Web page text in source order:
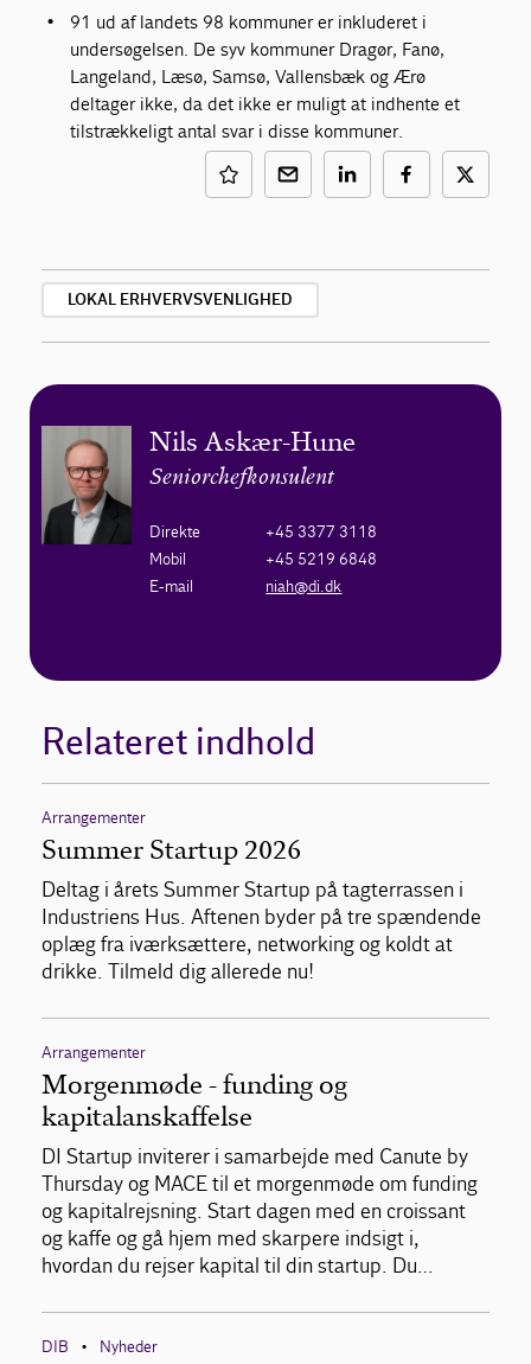
91 ud af landets 98 kommuner er inkluderet i
undersøgelsen. De syv kommuner Dragør, Fanø,
Langeland, Læsø, Samsø, Vallensbæk og Ærø
deltager ikke, da det ikke er muligt at indhente et
tilstrækkeligt antal svar i disse kommuner.
LOKAL ERHVERVSVENLIGHED
Nils Askær-Hune
Seniorchefkonsulent
Direkte
+45 3377 3118
Mobil
+45 5219 6848
E-mail
niah@di.dk
Relateret indhold
Arrangementer
Summer Startup 2026
Deltag i årets Summer Startup på tagterrassen i
Industriens Hus. Aftenen byder på tre spændende
oplæg fra iværksættere, networking og koldt at
drikke. Tilmeld dig allerede nu!
Arrangementer
Morgenmøde - funding og
kapitalanskaffelse
DI Startup inviterer i samarbejde med Canute by
Thursday og MACE til et morgenmøde om funding
og kapitalrejsning. Start dagen med en croissant
og kaffe og gå hjem med skarpere indsigt i,
hvordan du rejser kapital til din startup. Du…
DIB • Nyheder